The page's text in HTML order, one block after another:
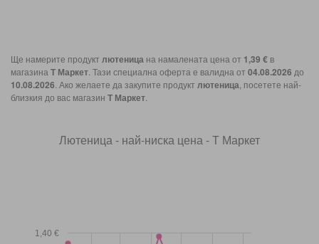
Ще намерите продукт лютеница на намалената цена от 1,39 € в
магазина Т Маркет . Тази специална оферта е валидна от 04.08.2026 до
10.08.2026 . Ако желаете да закупите продукт лютеница , посетете най-
близкия до вас магазин Т Маркет
Лютеница - най-ниска цена - Т Маркет
1,40 €